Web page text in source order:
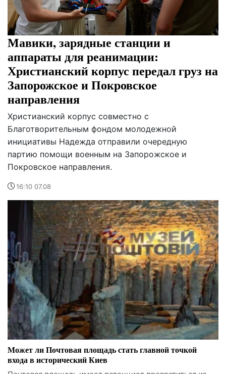
Мавики, зарядные станции и
аппараты для реанимации:
Христианский корпус передал груз на
Запорожское и Покровское
направления
Христианский корпус совместно с
Благотворительным фондом молодежной
инициативы Надежда отправили очередную
партию помощи военным на Запорожское и
Покровское направления.
16:10 07.08
Может ли Почтовая площадь стать главной точкой
входа в исторический Киев